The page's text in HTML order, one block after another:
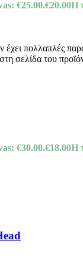
€25.00.€20.00Η
έχει πολλαπλές
σελίδα του
€30.00.€18.00Η